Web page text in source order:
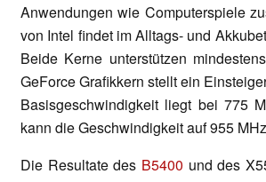
Anwendungen wie Computerspiele
von Intel findet im Alltags- und
Beide Kerne unterstützen mindestens
GeForce Grafikkern stellt ein
Basisgeschwindigkeit liegt bei 775
kann die Geschwindigkeit auf 955
Die Resultate des B5400 und des